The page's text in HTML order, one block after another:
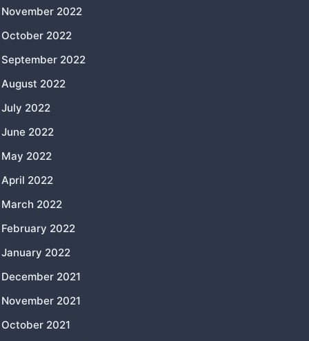
November 2022
October 2022
September 2022
August 2022
July 2022
June 2022
May 2022
April 2022
March 2022
February 2022
January 2022
December 2021
November 2021
October 2021